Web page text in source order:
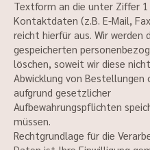
Textform an die unter Ziffer
Kontaktdaten (z.B. E-Mail,
reicht hierfür aus. Wir werden
gespeicherten
löschen, soweit wir diese
Abwicklung von Bestellungen
aufgrund gesetzlicher
Aufbewahrungspflichten
müssen.
Rechtgrundlage für die